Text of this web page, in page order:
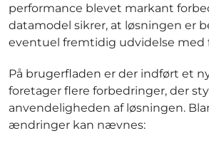
performance blevet markant
datamodel sikrer, at løsningen er
eventuel fremtidig udvidelse med
På brugerfladen er der indført et
foretager flere forbedringer, der
anvendeligheden af løsningen.
ændringer kan nævnes: